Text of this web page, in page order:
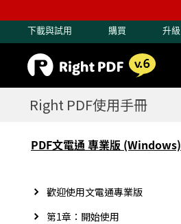
下載與試用 購買 升級
Right PDF使用手冊
PDF文電通 專業版 (Windows)
歡迎使用文電通專業版
第1章：開始使用